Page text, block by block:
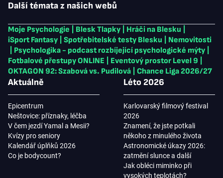
Další témata z našich webů
Moje Psychologie Blesk Tlapky Hráči na Blesku
iSport Fantasy
Spotřebitelské testy Blesku
Nemovitosti
Psychologika - podcast rozbíjející psychologické mýty
Fotbalové přestupy ONLINE
Eventový prostor Level 9
OKTAGON 92: Szabová vs. Pudilová
Chance Liga 2026/27
Aktuálně
Epicentrum
Neštovice: příznaky, léčba
V čem jezdí Yamal a Mesii?
Kvízy pro seniory
Kalendář úplňků 2026
Co je bodycount?
Léto 2026
Karlovarský filmový festival
2026
Znamení, že jste potkali
někoho z minulého života
Astronomické úkazy 2026:
zatmění slunce a další
Jak obléci miminko při
vysokých teplotách?